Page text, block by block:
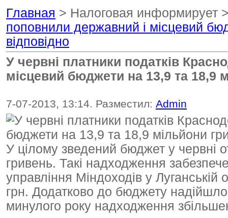
Главная > Налоговая информирует
поповнили державний і місцевий
відповідно
У червні платники податків
місцевий бюджети на 13,9 та 18,9
7-07-2013, 13:14. Разместил: Admin
У цілому зведений бюджет у червні
гривень. Такі надходження
управління Міндоходів у
грн. Додатково до бюджету
минулого року надходження